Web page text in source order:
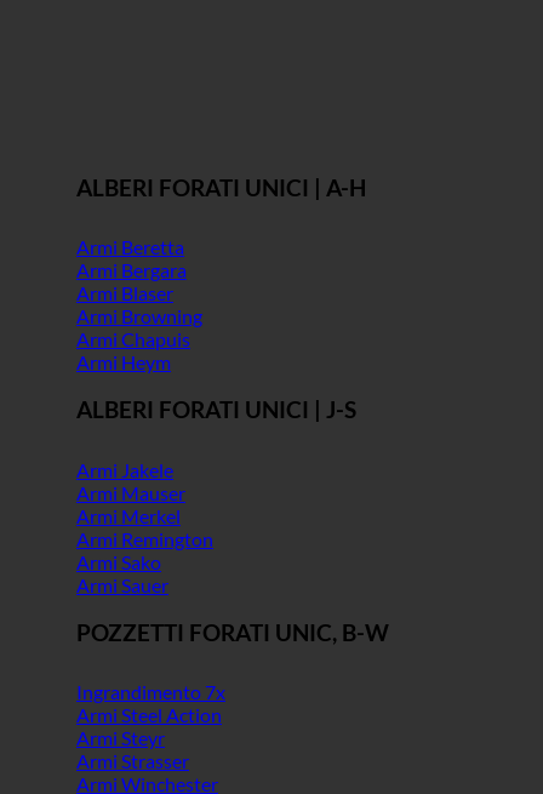
ALBERI FORATI UNICI | A-H
Armi Beretta
Armi Bergara
Armi Blaser
Armi Browning
Armi Chapuis
Armi Heym
ALBERI FORATI UNICI | J-S
Armi Jakele
Armi Mauser
Armi Merkel
Armi Remington
Armi Sako
Armi Sauer
POZZETTI FORATI UNIC, B-W
Ingrandimento 7x
Armi Steel Action
Armi Steyr
Armi Strasser
Armi Winchester